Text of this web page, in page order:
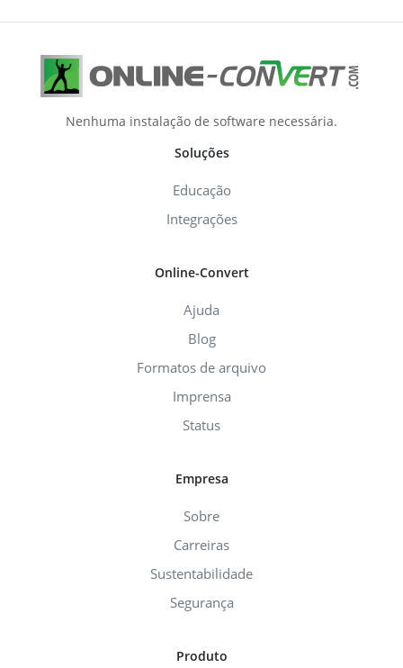
Nenhuma instalação de software necessária.
Soluções
Educação
Integrações
Online-Convert
Ajuda
Blog
Formatos de arquivo
Imprensa
Status
Empresa
Sobre
Carreiras
Sustentabilidade
Segurança
Produto